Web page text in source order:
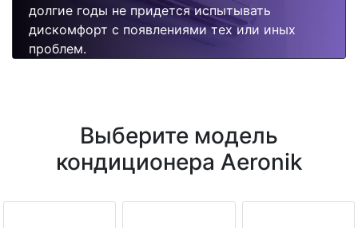
долгие годы не придется испытывать
дискомфорт с появлениями тех или иных
проблем.
Выберите модель
кондиционера Aeronik